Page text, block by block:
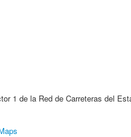
1 de la Red de Carreteras del